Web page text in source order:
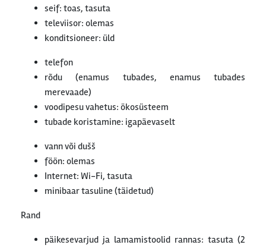
seif: toas, tasuta
televiisor: olemas
konditsioneer: üld
telefon
rõdu (enamus tubades, enamus tubades
merevaade)
voodipesu vahetus: ökosüsteem
tubade koristamine: igapäevaselt
vann või dušš
föön: olemas
Internet: Wi-Fi, tasuta
minibaar tasuline (täidetud)
Rand
päikesevarjud ja lamamistoolid rannas: tasuta (2